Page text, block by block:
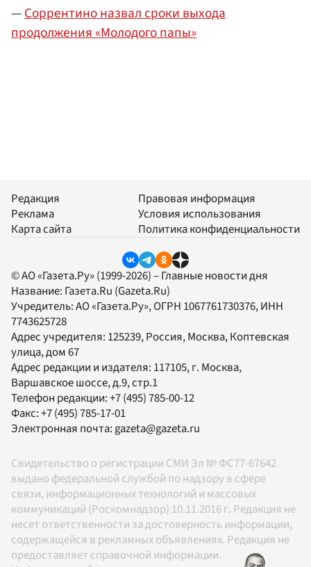
—Соррентино назвал сроки выхода
продолжения «Молодого папы»
Редакция
Реклама
Карта сайта
Правовая информация
Условия использования
Политика конфиденциальности
© АО «Газета.Ру» (1999-2026) – Главные новости дня
Название: Газета.Ru (Gazeta.Ru)
Учредитель:АО «Газета.Ру», ОГРН 1067761730376, ИНН
7743625728
Адрес учредителя: 125239, Россия, Москва, Коптевская
улица, дом 67
Адрес редакции и издателя: 117105, г. Москва,
Варшавское шоссе, д.9, стр.1
Телефон редакции:+7 (495) 785-00-12
Факс:+7 (495) 785-17-01
Электронная почта: gazeta@gazeta.ru
Свидетельство о регистрации СМИ Эл № ФС77-67642
выдано федеральной службой по надзору в сфере
связи, информационных технологий и массовых
коммуникаций (Роскомнадзор) 10.11.2016 г. Редакция не
несет ответственности за достоверность информации,
содержащейся в рекламных объявлениях. Редакция не
предоставляет справочной информации.